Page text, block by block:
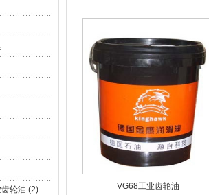
轮油 (2)
VG68工业齿轮油